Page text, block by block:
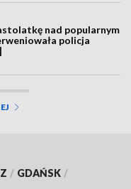
nad popularnym
policja
/ GDAŃSK /